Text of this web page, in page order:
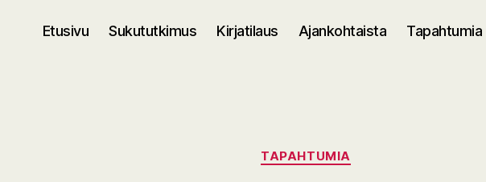
Etusivu Sukututkimus Kirjatilaus Ajankohtaista Tapahtumia
Kategoriat
TAPAHTUMIA